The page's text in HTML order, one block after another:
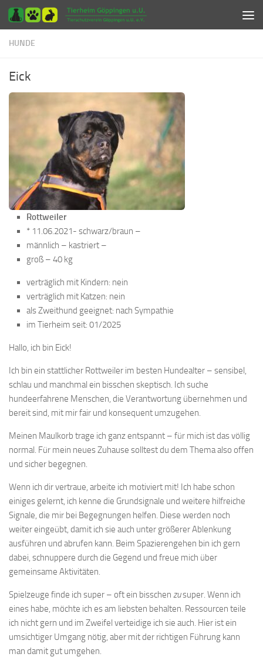
Zum Inhalt springen
HUNDE
Eick
Rottweiler
* 11.06.2021- schwarz/braun –
männlich – kastriert –
groß – 40 kg
verträglich mit Kindern: nein
verträglich mit Katzen: nein
als Zweithund geeignet: nach Sympathie
im Tierheim seit: 01/2025
Hallo, ich bin Eick!
Ich bin ein stattlicher Rottweiler im besten Hundealter – sensibel,
schlau und manchmal ein bisschen skeptisch. Ich suche
hundeerfahrene Menschen, die Verantwortung übernehmen und
bereit sind, mit mir fair und konsequent umzugehen.
Meinen Maulkorb trage ich ganz entspannt – für mich ist das völlig
normal. Für mein neues Zuhause solltest du dem Thema also offen
und sicher begegnen.
Wenn ich dir vertraue, arbeite ich motiviert mit! Ich habe schon
einiges gelernt, ich kenne die Grundsignale und weitere hilfreiche
Signale, die mir bei Begegnungen helfen. Diese werden noch
weiter eingeübt, damit ich sie auch unter größerer Ablenkung
ausführen und abrufen kann. Beim Spazierengehen bin ich gern
dabei, schnuppere durch die Gegend und freue mich über
gemeinsame Aktivitäten.
Spielzeuge finde ich super – oft ein bisschen zusuper. Wenn ich
eines habe, möchte ich es am liebsten behalten. Ressourcen teile
ich nicht gern und im Zweifel verteidige ich sie auch. Hier ist ein
umsichtiger Umgang nötig, aber mit der richtigen Führung kann
man damit gut umgehen.